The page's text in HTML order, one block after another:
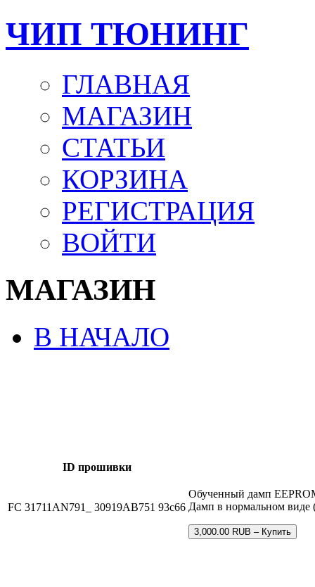
ЧИП ТЮНИНГ
ГЛАВНАЯ
МАГАЗИН
СТАТЬИ
КОРЗИНА
РЕГИСТРАЦИЯ
ВОЙТИ
МАГАЗИН
В НАЧАЛО
ID прошивки
FC 31711AN791_ 30919AB751 93c66
Обученный дамп
Дамп в нормальном виде
3,000.00 RUB – Купить